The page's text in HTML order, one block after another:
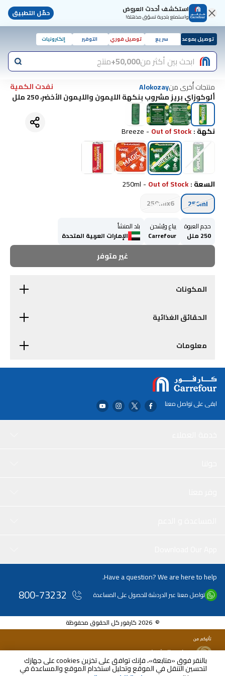
بالنقر فوق «متابعة»، فإنك توافق على تخزين cookies على جهازك
لتحسين التنقل في الموقع وتحليل استخدام الموقع والمساعدة في
استكشف أحدث العروض
واستمتع بتجربة تسوّق مذهلة! حمّل التطبيق
توصيل بموعد سريع توصيل فوري التوفير إلكترونيات
ابحث بين أكثر من50,000+ منتج
منتجات أُخرى منAlokozay
نفدت الكمية
ألوكوزاي بريز مشروب بنكهة الليمون والليمون الأخضر، 250 ملل
نكهة:
Breeze -Out of Stock
السعة:
250ml -Out of Stock
250ml
250mlx6
حجم العبوة
250 ملل
يباع ويُشحن
Carrefour
بلد المنشأ
الإمارات العربية المتحدة
غير متوفر
المكونات
الحقائق الغذائية
معلومات
ابقى على تواصل معنا
Have a question? We are here to help.
تواصل معنا عبر الدردشة للحصول على المساعدة 800-73232
© 2026 كارفور كل الحقوق محفوظة